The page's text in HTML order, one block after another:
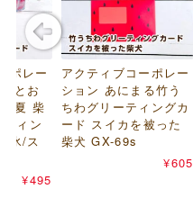
ポレー
とお
夏 柴
ィン
氷/ス
¥495
アクティブコーポレー
ション あにまる竹う
ちわグリーティングカ
ード スイカを被った
柴犬 GX-69s
¥605